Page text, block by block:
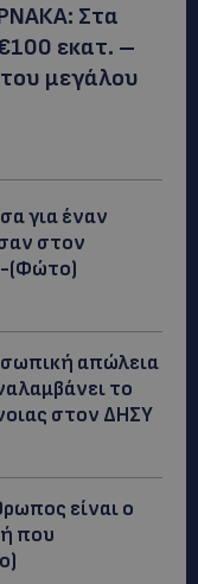
Στα
εκατ. –
του μεγάλου
για έναν
στον
(Φώτο)
απώλεια
το
στον ΔΗΣΥ
είναι ο
που